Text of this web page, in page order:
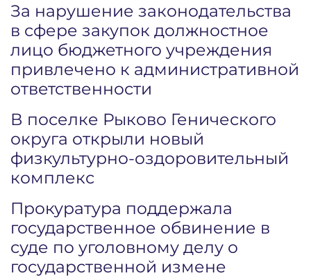
За нарушение законодательства
в сфере закупок должностное
лицо бюджетного учреждения
привлечено к административной
ответственности
В поселке Рыково Генического
округа открыли новый
физкультурно-оздоровительный
комплекс
Прокуратура поддержала
государственное обвинение в
суде по уголовному делу о
государственной измене